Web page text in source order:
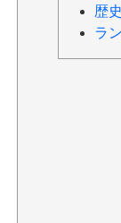
歴
ラ